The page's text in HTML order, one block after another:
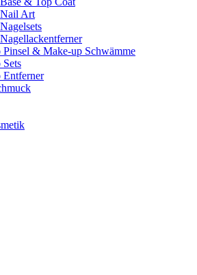
Nail Art
Nagelsets
Nagellackentferner
Pinsel & Make-up Schwämme
Entferner